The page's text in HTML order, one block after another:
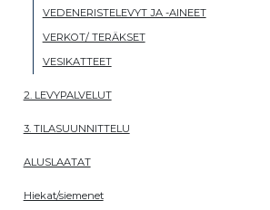
VEDENERISTELEVYT JA -AINEET
VERKOT/ TERÄKSET
VESIKATTEET
2. LEVYPALVELUT
3. TILASUUNNITTELU
ALUSLAATAT
Hiekat/siemenet